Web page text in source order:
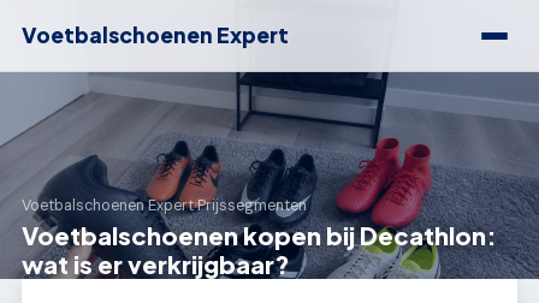
Voetbalschoenen Expert
Voetbalschoenen Expert›Prijssegmenten
Voetbalschoenen kopen bij Decathlon:
wat is er verkrijgbaar?